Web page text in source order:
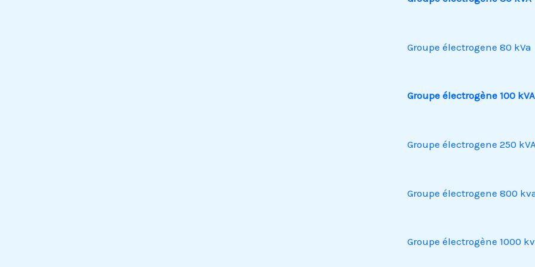
Groupe électrogene 80 kVa
Groupe électrogène 100 kVA
Groupe électrogene 250
Groupe électrogene 800
Groupe électrogène 1000